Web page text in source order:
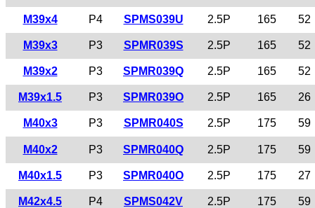
M39x4 P4 SPMS039U 2.5P 165 52
M39x3 P3 SPMR039S 2.5P 165 52
M39x2 P3 SPMR039Q 2.5P 165 52
M39x1.5 P3 SPMR039O 2.5P 165 26
M40x3 P3 SPMR040S 2.5P 175 59
M40x2 P3 SPMR040Q 2.5P 175 59
M40x1.5 P3 SPMR040O 2.5P 175 27
M42x4.5 P4 SPMS042V 2.5P 175 59